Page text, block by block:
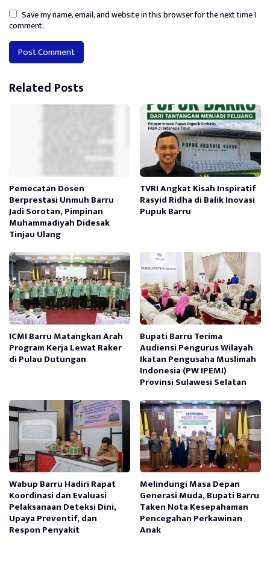
Save my name, email, and website in this browser for the next time I
comment.
Alternative:
Related Posts
Pemecatan Dosen
Berprestasi Unmuh Barru
Jadi Sorotan, Pimpinan
Muhammadiyah Didesak
Tinjau Ulang
TVRI Angkat Kisah Inspiratif
Rasyid Ridha di Balik Inovasi
Pupuk Barru
ICMI Barru Matangkan Arah
Program Kerja Lewat Raker
di Pulau Dutungan
Bupati Barru Terima
Audiensi Pengurus Wilayah
Ikatan Pengusaha Muslimah
Indonesia (PW IPEMI)
Provinsi Sulawesi Selatan
Wabup Barru Hadiri Rapat
Koordinasi dan Evaluasi
Pelaksanaan Deteksi Dini,
Upaya Preventif, dan
Respon Penyakit
Melindungi Masa Depan
Generasi Muda, Bupati Barru
Taken Nota Kesepahaman
Pencegahan Perkawinan
Anak